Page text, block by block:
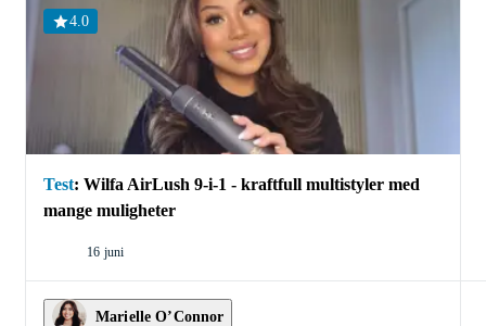
og krølltenger. I testene fremhever vi et spesifikt
produkt og gir en grundig anmeldelse etter at
eksperten har testet produktet i noen uker. I
topplistene lister ekspertene de produktene de
anser som de beste, i tillegg gir de mange andre
verdifulle tips – for eksempel hvilken krølltang
som gir store, glamorøse Hollywood-krøller,
bør kjøpe hvis du har kort hår.
4.0
Test: Wilfa AirLush 9-i-1 - kraftfull multistyler med
mange muligheter
16 juni
Marielle O’Connor